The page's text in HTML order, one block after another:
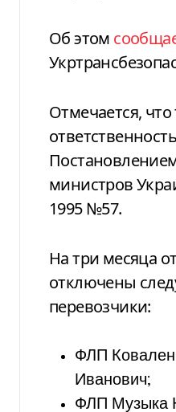
Об этом
Отмечается, что
министров
1995 №57.
На три месяца
отключены
перевозчики:
ФЛП
Иванович;
ФЛП Музыка